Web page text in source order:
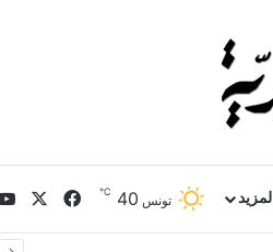
المزيد تونس 40
℃ فيسبوك